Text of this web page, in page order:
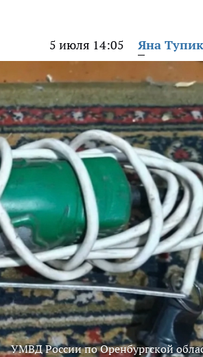
5 июля 14:05 Яна
УМВД России по Оренбургской